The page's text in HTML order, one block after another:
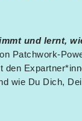
und lernt,
Patchwork-
den
wie Du Dich,